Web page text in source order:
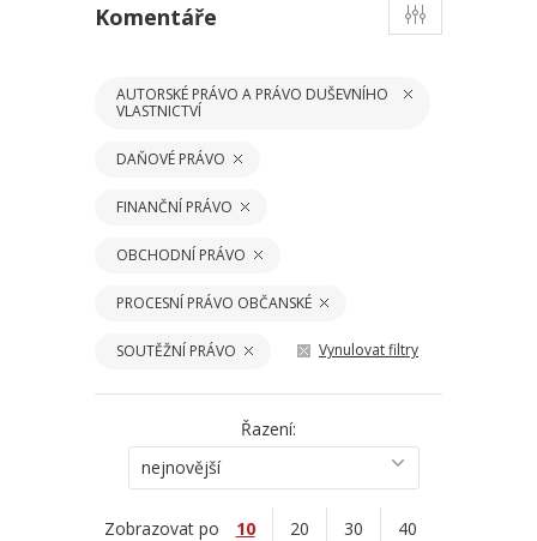
Komentáře
AUTORSKÉ PRÁVO A PRÁVO DUŠEVNÍHO
VLASTNICTVÍ
DAŇOVÉ PRÁVO
FINANČNÍ PRÁVO
OBCHODNÍ PRÁVO
PROCESNÍ PRÁVO OBČANSKÉ
SOUTĚŽNÍ PRÁVO Vynulovat filtry
Řazení:
nejnovější
Zobrazovat po 10 20 30 40